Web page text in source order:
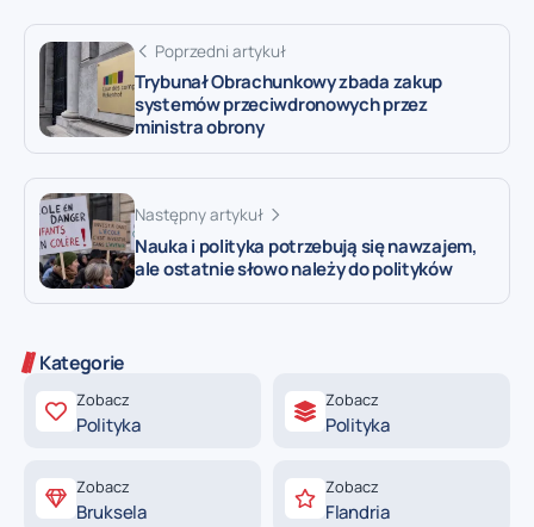
Poprzedni artykuł
Trybunał Obrachunkowy zbada zakup
systemów przeciwdronowych przez
ministra obrony
Następny artykuł
Nauka i polityka potrzebują się nawzajem,
ale ostatnie słowo należy do polityków
Kategorie
Zobacz
Polityka
Zobacz
Polityka
Zobacz
Bruksela
Zobacz
Flandria